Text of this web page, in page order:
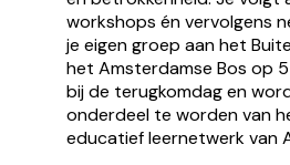
workshops én vervolgens
je eigen groep aan het
het Amsterdamse Bos op
bij de terugkomdag en
onderdeel te worden van
educatief leernetwerk van